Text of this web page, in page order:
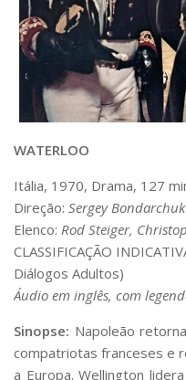
RH, Administrativo e
Outros serviços
Comunicação
Assessorias e Mídias
Aplicativos e Sites
Jornal da USP
Defesa de Teses
WATERLOO
Itália, 1970, Drama, 127
Direção: Sergey Bondarchuk
Elenco: Rod Steiger,
CLASSIFICAÇÃO
Diálogos Adultos)
Áudio em inglês, com
Sinopse: Napoleão
compatriotas franceses e
a Europa. Wellington